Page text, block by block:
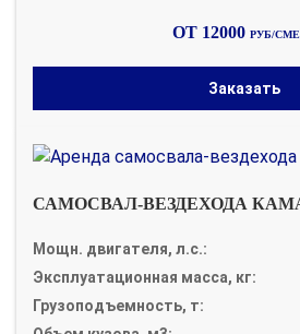
ОТ 12000 РУБ/
Заказать
САМОСВАЛ-ВЕЗДЕХОДА
Мощн. двигателя, л.с.:
Эксплуатационная масса, кг:
Грузоподъемность, т: